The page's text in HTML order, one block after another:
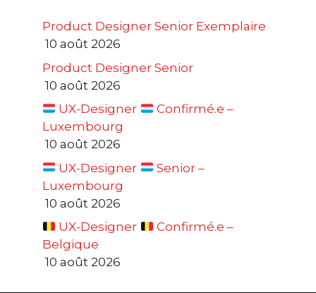
Product Designer Senior Exemplaire
10 août 2026
Product Designer Senior
10 août 2026
UX-Designer
Confirmé.e –
Luxembourg
10 août 2026
UX-Designer
Senior –
Luxembourg
10 août 2026
UX-Designer
Confirmé.e –
Belgique
10 août 2026